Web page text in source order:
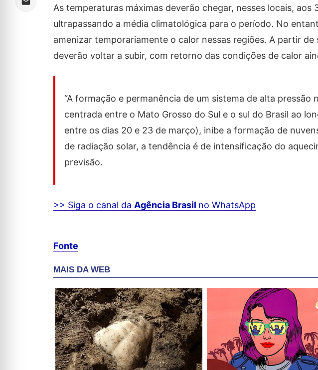
As temperaturas máximas deverão chegar, nesses locais,
ultrapassando a média climatológica para o período. No
amenizar temporariamente o calor nessas regiões. A partir
deverão voltar a subir, com retorno das condições de calor
“A formação e permanência de um sistema de alta
centrada entre o Mato Grosso do Sul e o sul do Brasil ao
entre os dias 20 e 23 de março), inibe a formação de
de radiação solar, a tendência é de intensificação do
previsão.
>> Siga o canal da Agência Brasil no WhatsApp
Fonte